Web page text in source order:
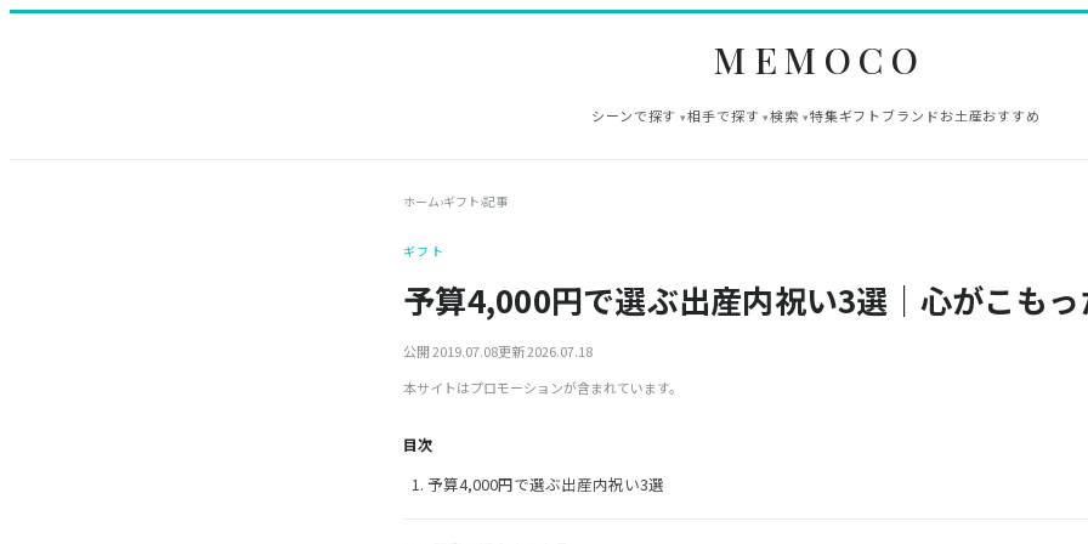
MEMOCO
シーンで探す 相手で探す 検索 特集ギフトブランドお土産おすすめ
ホーム›ギフト›記事
ギフト
予算4,000円で選ぶ出産内祝い3選｜心がこも
公開 2019.07.08更新 2026.07.18
本サイトはプロモーションが含まれています。
目次
予算4,000円で選ぶ出産内祝い3選